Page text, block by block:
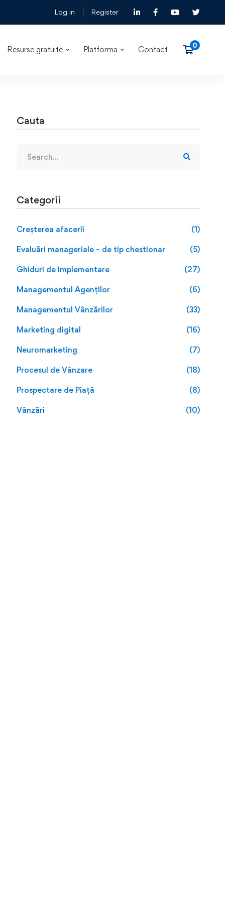
Log in Register
Resurse gratuite Platforma Contact
Cauta
Categorii
Creșterea afacerii (1)
Evaluări manageriale – de tip chestionar (5)
Ghiduri de implementare (27)
Managementul Agenților (6)
Managementul Vânzărilor (33)
Marketing digital (16)
Neuromarketing (7)
Procesul de Vânzare (18)
Prospectare de Piață (8)
Vânzări (10)